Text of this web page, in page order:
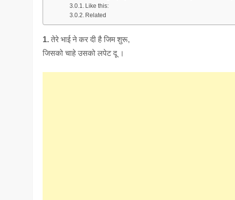
Like this:
Related
1. तेरे भाई ने कर दी है जिम शुरू,
जिसको चाहे उसको लपेट दू ।